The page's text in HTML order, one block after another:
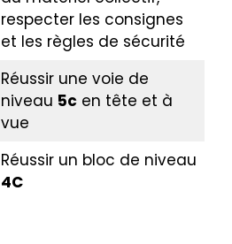
respecter les consignes
et les règles de sécurité
Réussir une voie de
niveau 5cen tête et à
vue
Réussir un bloc de niveau
4C